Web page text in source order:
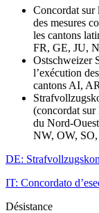
Concordat sur
des mesures
les cantons
FR, GE, JU,
Ostschweizer
l’exécution
cantons AI,
(concordat sur
du Nord-
NW, OW,
DE:
IT: Concordato
Désistance